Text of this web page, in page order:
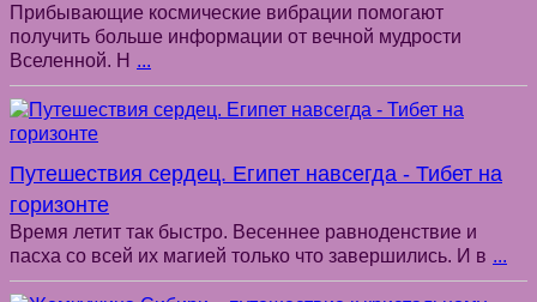
Прибывающие космические вибрации помогают
получить больше информации от вечной мудрости
Вселенной. Н ...
Путешествия сердец. Египет навсегда - Тибет на
горизонте
Время летит так быстро. Весеннее равноденствие и
пасха со всей их магией только что завершились. И в ...